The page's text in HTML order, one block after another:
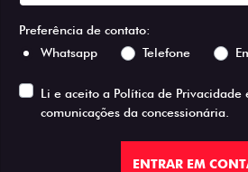
Preferência de contato:
Whatsapp
Telefone
Li e aceito a Política de Privacidade
comunicações da concessionária.
ENTRAR EM